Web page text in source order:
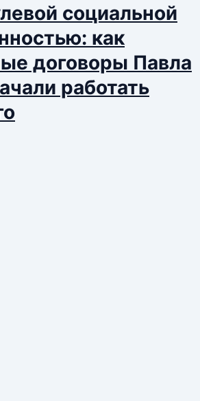
социальной
как
договоры Павла
работать